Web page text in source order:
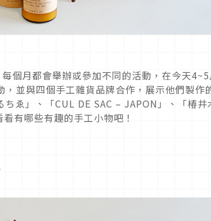
每個月都會舉辦或參加不同的活動，在今天
並與四個手工雜貨品牌合作，展示他們製作
ゑ」、「CUL DE SAC – JAPON」、「椿井
有哪些有趣的手工小物吧！